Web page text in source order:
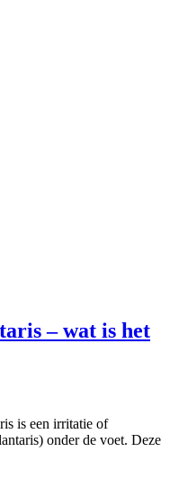
– wat is het
is een irritatie of
onder de voet. Deze